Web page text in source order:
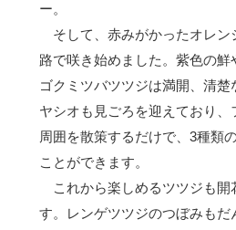
ー。
そして、赤みがかったオレン
路で咲き始めました。紫色の鮮
ゴクミツバツツジは満開、清楚
ヤシオも見ごろを迎えており
周囲を散策するだけで、3種類
ことができます。
これから楽しめるツツジも開
す。レンゲツツジのつぼみもだ